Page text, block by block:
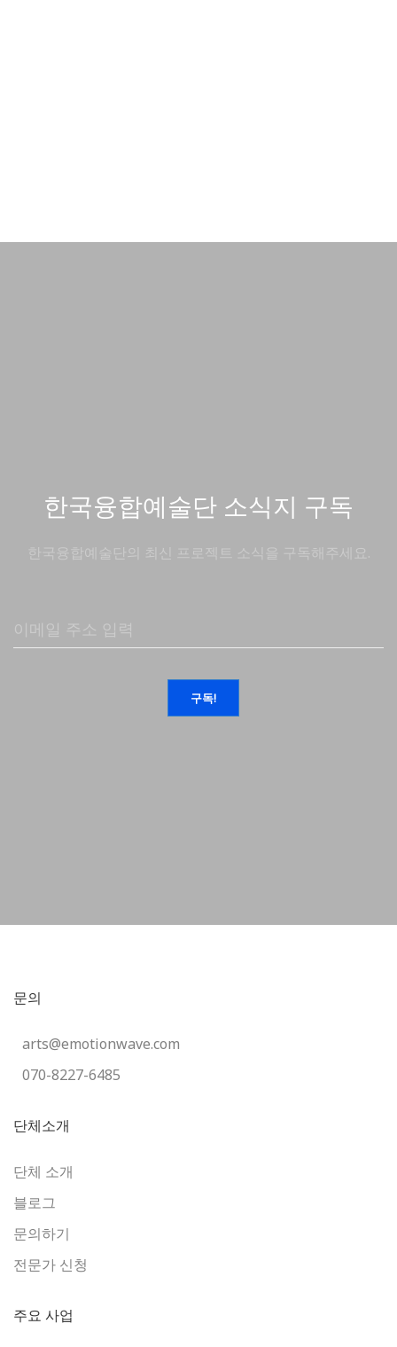
한국융합예술단 소식지 구독
한국융합예술단의 최신 프로젝트 소식을 구독해주세요.
문의
arts@emotionwave.com
070-8227-6485
단체소개
단체 소개
블로그
문의하기
전문가 신청
주요 사업